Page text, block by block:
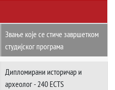
Звање које се стиче завршетком
студијског програма
Дипломирани историчар и
археолог - 240 ECTS